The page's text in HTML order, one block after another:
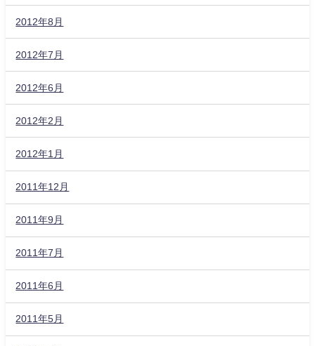
2012年8月
2012年7月
2012年6月
2012年2月
2012年1月
2011年12月
2011年9月
2011年7月
2011年6月
2011年5月